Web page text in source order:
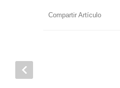
Compartir Artículo